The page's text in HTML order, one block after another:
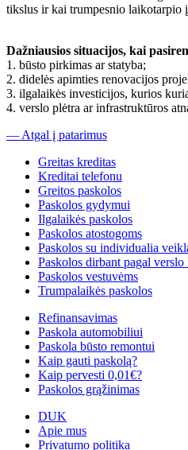
tikslus ir kai trumpesnio laikotarpio
Dažniausios situacijos, kai
1. būsto pirkimas ar statyba;
2. didelės apimties renovacijos
3. ilgalaikės investicijos, kurios
4. verslo plėtra ar infrastruktūros
— Atgal į patarimus
Greitas kreditas
Kreditai telefonu
Greitos paskolos
Paskolos gydymui
Ilgalaikės paskolos
Paskolos atostogoms
Paskolos su individualia
Paskolos dirbant pagal
Paskolos vestuvėms
Trumpalaikės paskolos
Refinansavimas
Paskola automobiliui
Paskola būsto remontui
Kaip gauti paskolą?
Kaip pervesti 0,01€?
Paskolos grąžinimas
DUK
Apie mus
Privatumo politika